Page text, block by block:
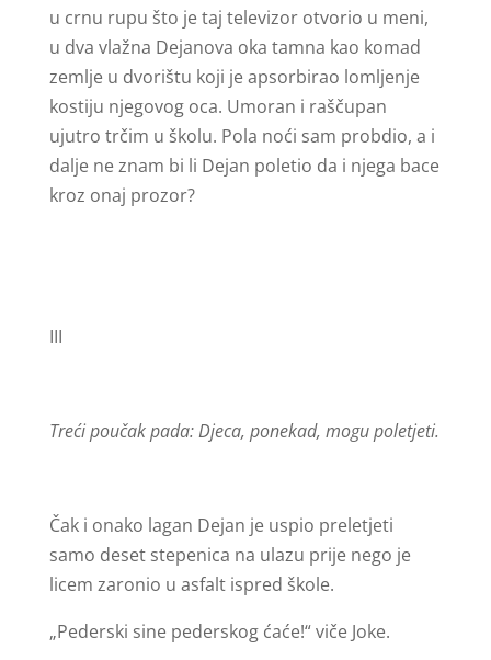
u crnu rupu što je taj televizor otvorio u meni,
u dva vlažna Dejanova oka tamna kao komad
zemlje u dvorištu koji je apsorbirao lomljenje
kostiju njegovog oca. Umoran i raščupan
ujutro trčim u školu. Pola noći sam probdio, a i
dalje ne znam bi li Dejan poletio da i njega bace
kroz onaj prozor?
III
Treći poučak pada: Djeca, ponekad, mogu poletjeti.
Čak i onako lagan Dejan je uspio preletjeti
samo deset stepenica na ulazu prije nego je
licem zaronio u asfalt ispred škole.
„Pederski sine pederskog ćaće!“ viče Joke.